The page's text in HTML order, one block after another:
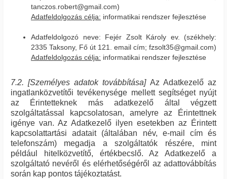
tanczos.robert@gmail.com)
Adatfeldolgozás célja: informatikai rendszer fejlesztése
Adatfeldolgozó neve: Fejér Zsolt Károly ev. (székhely:
2335 Taksony, Fő út 121. email cím; fzsolt35@gmail.com)
Adatfeldolgozás célja: informatikai rendszer fejlesztése
7.2. [Személyes adatok továbbítása] Az Adatkezelő az
ingatlanközvetítői tevékenysége mellett segítséget nyújt
az Érintetteknek más adatkezelő által végzett
szolgáltatással kapcsolatosan, amelyre az Érintettnek
igénye van. Az Adatkezelő ilyen esetekben az Érintett
kapcsolattartási adatait (általában név, e-mail cím és
telefonszám) megadja a szolgáltatók részére, mint
például hitelközvetítő, értékbecslő. Az Adatkezelő a
szolgáltató nevéről és elérhetőségéről az adattovábbítás
során kap pontos tájékoztatást.